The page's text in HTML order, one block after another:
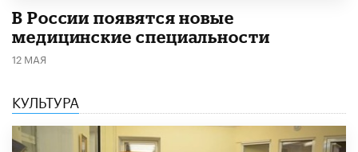
В России появятся новые
медицинские специальности
12 МАЯ
КУЛЬТУРА